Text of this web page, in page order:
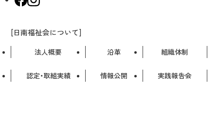
[日南福祉会について]
法人概要 沿革 組織体制
認定・取組実績 情報公開 実践報告会